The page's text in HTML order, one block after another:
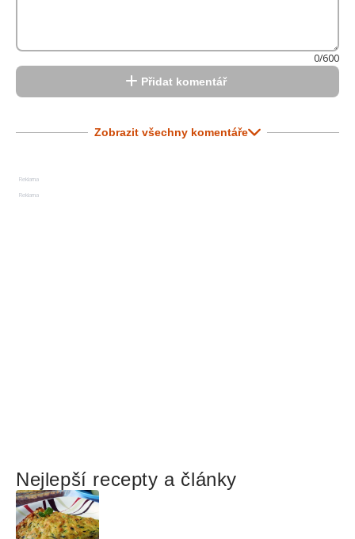
0/600
Přidat komentář
Zobrazit všechny komentáře
Reklama
Reklama
Nejlepší recepty a články